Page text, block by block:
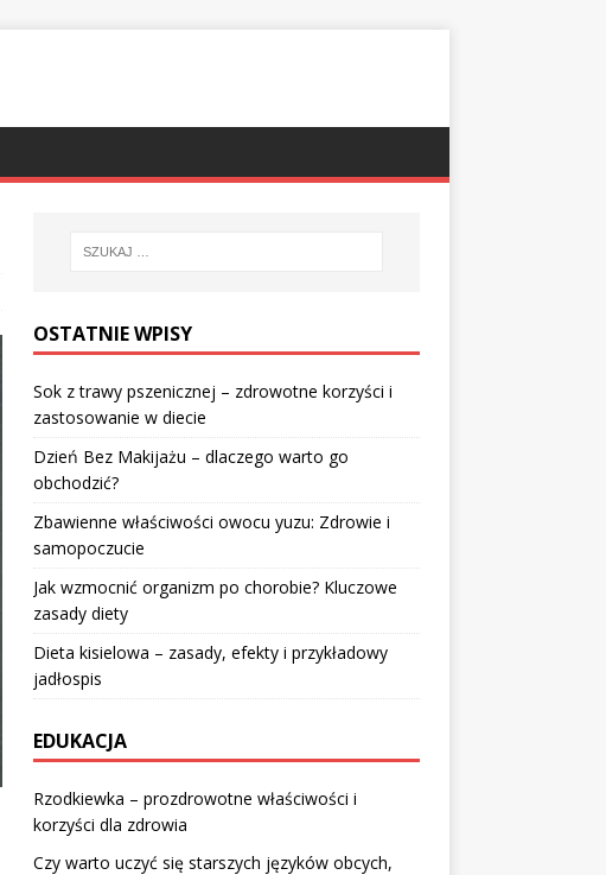
OSTATNIE WPISY
Sok z trawy pszenicznej – zdrowotne korzyści i
zastosowanie w diecie
Dzień Bez Makijażu – dlaczego warto go
obchodzić?
Zbawienne właściwości owocu yuzu: Zdrowie i
samopoczucie
Jak wzmocnić organizm po chorobie? Kluczowe
zasady diety
Dieta kisielowa – zasady, efekty i przykładowy
jadłospis
EDUKACJA
Rzodkiewka – prozdrowotne właściwości i
korzyści dla zdrowia
Czy warto uczyć się starszych języków obcych,